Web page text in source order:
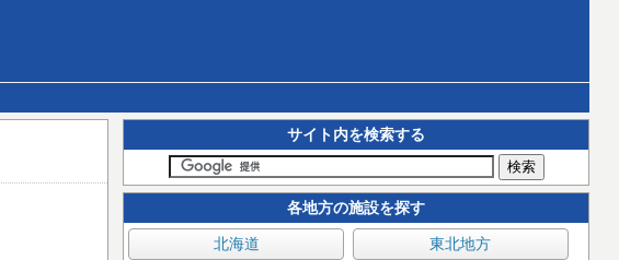
サイト内を検索する
各地方の施設を探す
北海道 東北地方